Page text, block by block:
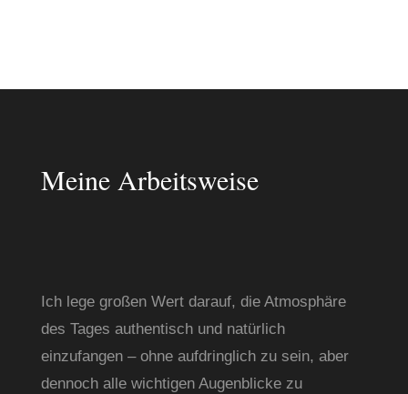
Meine Arbeitsweise
Ich lege großen Wert darauf, die Atmosphäre
des Tages authentisch und natürlich
einzufangen – ohne aufdringlich zu sein, aber
dennoch alle wichtigen Augenblicke zu